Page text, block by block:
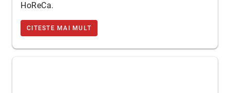
HoReCa.
CITESTE MAI MULT